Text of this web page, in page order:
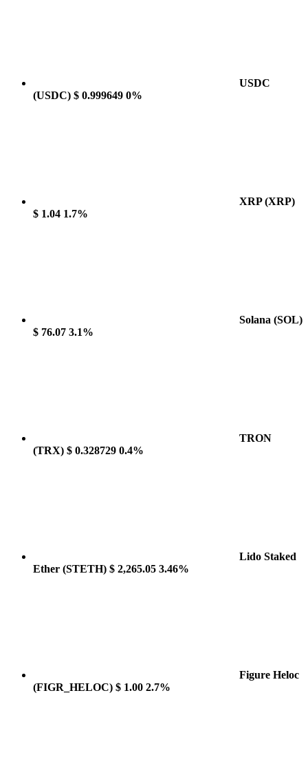
USDC
(USDC) $ 0.999649 0%
XRP(XRP)
$ 1.04 1.7%
Solana (SOL)
$ 76.07 3.1%
TRON
(TRX) $ 0.328729 0.4%
Lido Staked
Ether (STETH) $ 2,265.05 3.46%
Figure Heloc
(FIGR_HELOC) $ 1.00 2.7%